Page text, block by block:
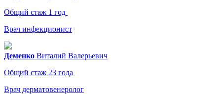
Общий стаж 1 год
Врач инфекционист
Деменко Виталий Валерьевич
Общий стаж 23 года
Врач дерматовенеролог